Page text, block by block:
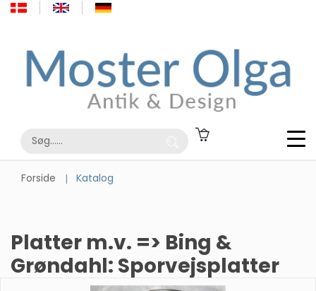
Forside Katalog
Platter m.v. => Bing &
Grøndahl: Sporvejsplatter